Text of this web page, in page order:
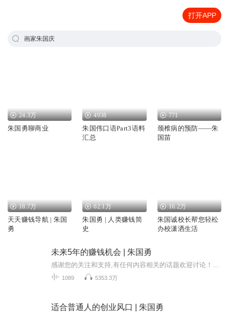
打开APP
画家朱国庆
24.3万
朱国勇聊商业
4938
朱国伟口语Part3语料
汇总
771
颈椎病的预防——朱
国苗
18.7万
天天赚钱导航 | 朱国
勇
62.1万
朱国勇 | 人类赚钱简
史
16.2万
朱国诚校长帮您轻松
办校潇洒生活
未来5年的赚钱机会 | 朱国勇
1089 5353.3万
适合普通人的创业风口 | 朱国勇